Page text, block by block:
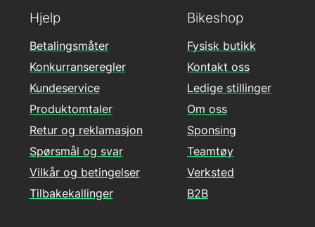
Hjelp
Betalingsmåter
Konkurranseregler
Kundeservice
Produktomtaler
Retur og reklamasjon
Spørsmål og svar
Vilkår og betingelser
Tilbakekallinger
Bikeshop
Fysisk butikk
Kontakt oss
Ledige stillinger
Om oss
Sponsing
Teamtøy
Verksted
B2B